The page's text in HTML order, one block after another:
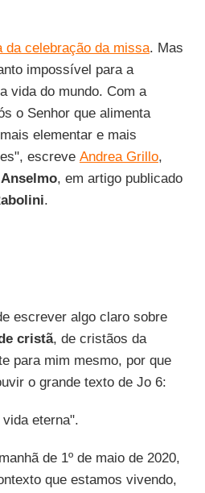
da celebração da missa. Mas
impossível para a
vida do mundo. Com a
o Senhor que alimenta
elementar e mais
escreve Andrea Grillo,
, em artigo publicado
.
escrever algo claro sobre
cristã, de cristãos da
para mim mesmo, por que
o grande texto de Jo 6:
eterna".
de 1º de maio de 2020,
que estamos vivendo,